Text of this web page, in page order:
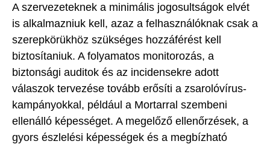
A szervezeteknek a minimális jogosultságok elvét
is alkalmazniuk kell, azaz a felhasználóknak csak a
szerepkörükhöz szükséges hozzáférést kell
biztosítaniuk. A folyamatos monitorozás, a
biztonsági auditok és az incidensekre adott
válaszok tervezése tovább erősíti a zsarolóvírus-
kampányokkal, például a Mortarral szembeni
ellenálló képességet. A megelőző ellenőrzések, a
gyors észlelési képességek és a megbízható